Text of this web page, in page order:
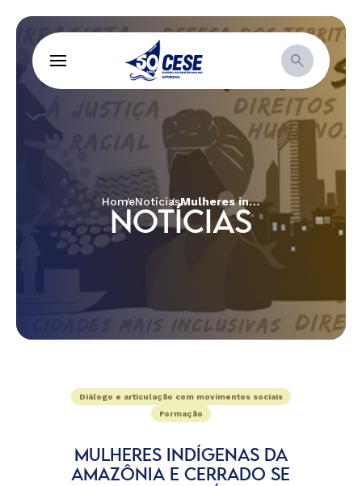
HomeNotícias Mulheres indígenas da Amazônia e Cerrado se reuniram, em Brasília, para o I Encontro Inter-regional do projeto Patak Maymu
NOTÍCIAS
Diálogo e articulação com movimentos sociais
Formação
MULHERES INDÍGENAS DA
AMAZÔNIA E CERRADO SE